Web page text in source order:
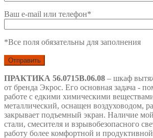
Ваш e-mail или телефон*
*Все поля обязательны для заполнения
ПРАКТИКА 56.0715В.06.08 – шкаф
от бренда Экрос. Его основная задача -
работе с едкими химическими
металлический, оснащен воздуховодом,
закрывает подъемный экран. Наличие
стали, смесителя и взрывобезопасного
работу более комфортной и